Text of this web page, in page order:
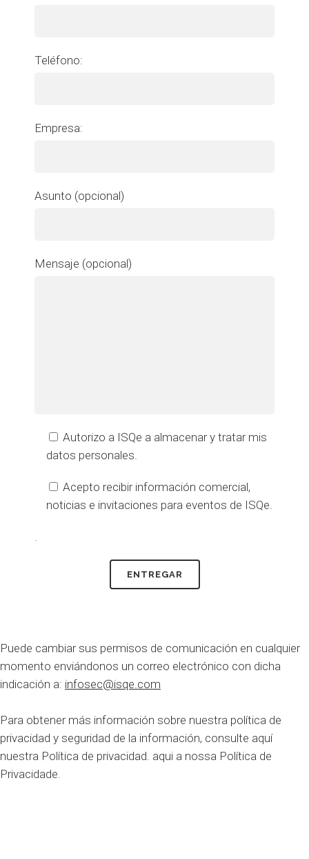
Teléfono:
Empresa:
Asunto (opcional)
Mensaje (opcional)
Autorizo a ISQe a almacenar y tratar mis
datos personales.
Acepto recibir información comercial,
noticias e invitaciones para eventos de ISQe.
.
Puede cambiar sus permisos de comunicación en cualquier
momento enviándonos un correo electrónico con dicha
indicación a: infosec@isqe.com
Para obtener más información sobre nuestra política de
privacidad y seguridad de la información, consulte aquí
nuestra Política de privacidad. aqui a nossa Política de
Privacidade.